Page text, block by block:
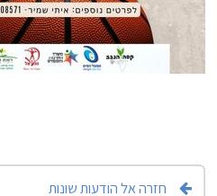
חזרה אל הודעות שונות